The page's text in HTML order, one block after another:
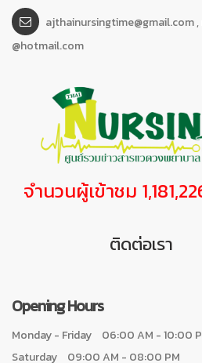
ajthainursingtime@gmail.com
@hotmail.com
จำนวนผู้เข้าชม
ติดต่อเรา
Opening Hours
Monday - Friday
06:00 AM - 10:00
Saturday
09:00 AM - 08:00 PM